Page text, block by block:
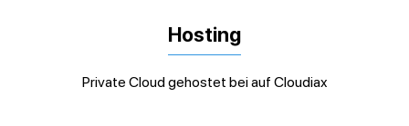
Hosting
Private Cloud gehostet bei auf Cloudiax